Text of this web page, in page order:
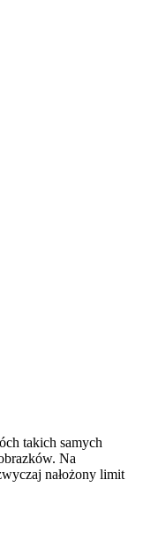
takich samych
Na
nałożony limit